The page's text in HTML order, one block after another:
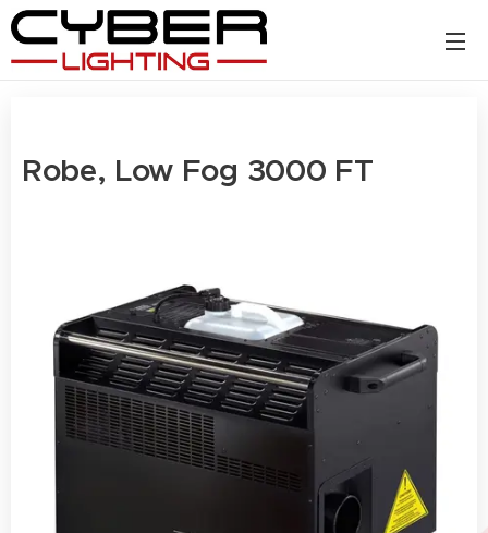
Robe, Low Fog 3000 FT